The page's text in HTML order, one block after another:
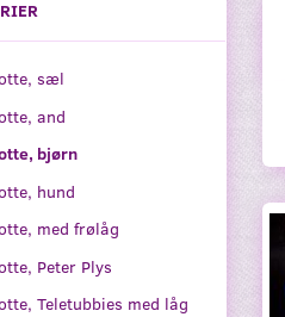
sæl
and
bjørn
hund
med frølåg
Peter Plys
Teletubbies med låg